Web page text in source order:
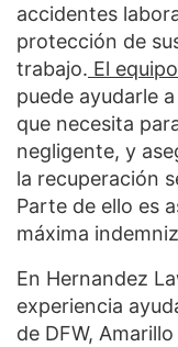
accidentes
protección de
trabajo. El
puede ayudarle
que necesita
negligente, y
la recuperación
Parte de ello es
máxima
En Hernandez
experiencia
de DFW,